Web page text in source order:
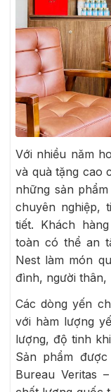
Với nhiều năm
và quà tặng cao
những sản
chuyên nghiệp,
tiết. Khách
toàn có thể an
Nest làm món
đình, người thân,
Các dòng yến
với hàm lượng
lượng, độ tinh
Sản phẩm
Bureau Veritas